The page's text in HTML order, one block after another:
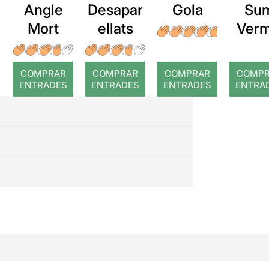
Angle
Mort
COMPRAR
ENTRADES
Desapar
ellats
COMPRAR
ENTRADES
Gola
COMPRAR
ENTRADES